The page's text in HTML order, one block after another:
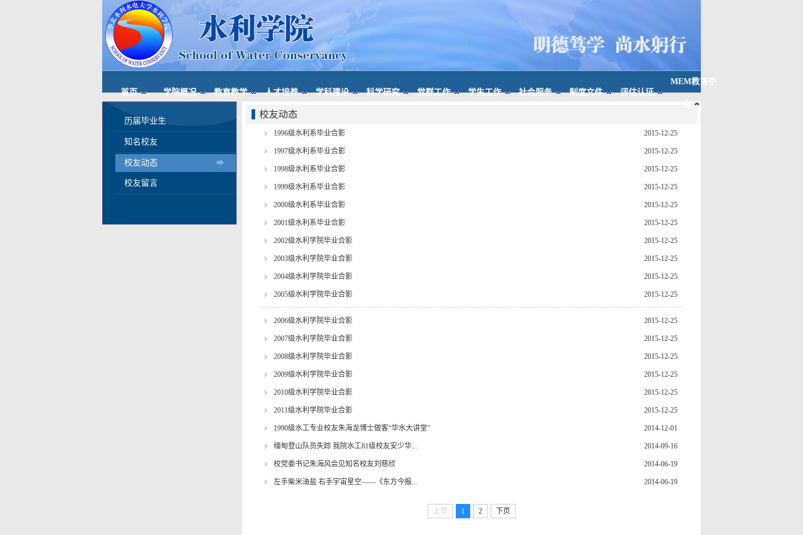
首页 学院概况 教育教学 人才培养 学科建设 科学研究 党群工作 学生工作 社会服务 制度文件 评估认证
MEM教育中
历届毕业生
知名校友
校友动态
校友留言
校友动态
1996级水利系毕业合影 2015-12-25
1997级水利系毕业合影 2015-12-25
1998级水利系毕业合影 2015-12-25
1999级水利系毕业合影 2015-12-25
2000级水利系毕业合影 2015-12-25
2001级水利系毕业合影 2015-12-25
2002级水利学院毕业合影 2015-12-25
2003级水利学院毕业合影 2015-12-25
2004级水利学院毕业合影 2015-12-25
2005级水利学院毕业合影 2015-12-25
2006级水利学院毕业合影 2015-12-25
2007级水利学院毕业合影 2015-12-25
2008级水利学院毕业合影 2015-12-25
2009级水利学院毕业合影 2015-12-25
2010级水利学院毕业合影 2015-12-25
2011级水利学院毕业合影 2015-12-25
1990级水工专业校友朱海龙博士做客“华水大讲堂” 2014-12-01
缅甸登山队员失踪 我院水工81级校友安少华... 2014-09-16
校党委书记朱海风会见知名校友刘慈欣 2014-06-19
左手柴米油盐 右手宇宙星空——《东方今报... 2014-06-19
上页 1 2 下页